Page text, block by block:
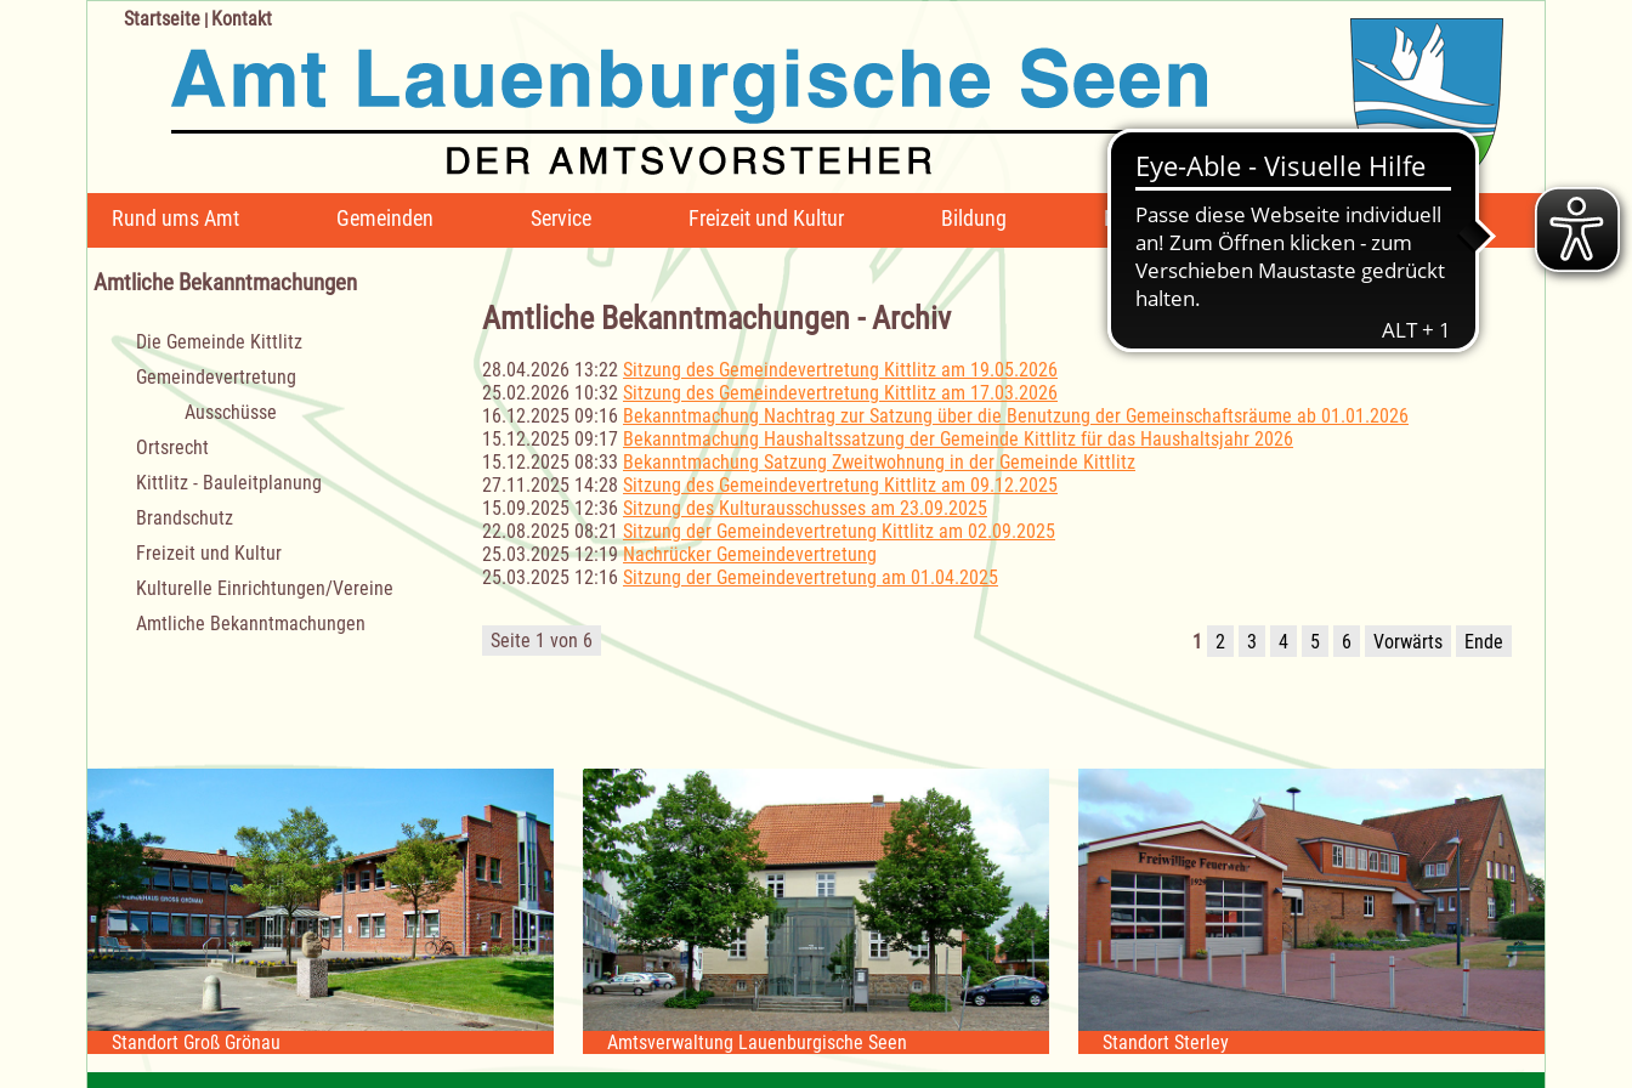
Navigation
überspringen
Rund ums Amt Gemeinden Service Freizeit und Kultur Bildung Mängelmeldung Suche -
Startseite | Kontakt
Amtliche Bekanntmachungen - Archiv
28.04.2026 13:22 Sitzung des Gemeindevertretung Kittlitz am 19.05.2026
25.02.2026 10:32 Sitzung des Gemeindevertretung Kittlitz am 17.03.2026
16.12.2025 09:16 Bekanntmachung Nachtrag zur Satzung über die Benutzung der Gemeinschaftsräume ab 01.01.2026
15.12.2025 09:17 Bekanntmachung Haushaltssatzung der Gemeinde Kittlitz für das Haushaltsjahr 2026
15.12.2025 08:33 Bekanntmachung Satzung Zweitwohnung in der Gemeinde Kittlitz
27.11.2025 14:28 Sitzung des Gemeindevertretung Kittlitz am 09.12.2025
15.09.2025 12:36 Sitzung des Kulturausschusses am 23.09.2025
22.08.2025 08:21 Sitzung der Gemeindevertretung Kittlitz am 02.09.2025
25.03.2025 12:19 Nachrücker Gemeindevertretung
25.03.2025 12:16 Sitzung der Gemeindevertretung am 01.04.2025
Seite 1 von 6 1 2 3 4 5 6 Vorwärts Ende
Amtliche Bekanntmachungen
Navigation
überspringen
Die Gemeinde Kittlitz
Gemeindevertretung
Ausschüsse
Ortsrecht
Kittlitz - Bauleitplanung
Brandschutz
Freizeit und Kultur
Kulturelle Einrichtungen/Vereine
Amtliche Bekanntmachungen
Standort Groß Grönau Amtsverwaltung Lauenburgische Seen Standort Sterley